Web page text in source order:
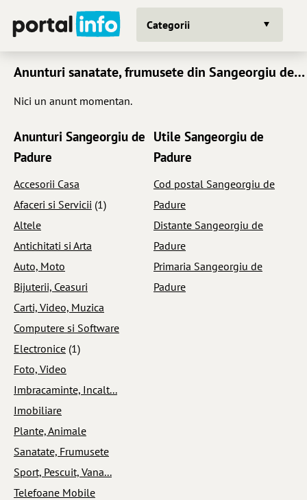
Categorii
Anunturi sanatate, frumusete din Sangeorgiu de Padure
Nici un anunt momentan.
Anunturi Sangeorgiu de
Padure
Accesorii Casa
Afaceri si Servicii (1)
Altele
Antichitati si Arta
Auto, Moto
Bijuterii, Ceasuri
Carti, Video, Muzica
Computere si Software
Electronice (1)
Foto, Video
Imbracaminte, Incalt...
Imobiliare
Plante, Animale
Sanatate, Frumusete
Sport, Pescuit, Vana...
Telefoane Mobile
Utile Sangeorgiu de
Padure
Cod postal Sangeorgiu de
Padure
Distante Sangeorgiu de
Padure
Primaria Sangeorgiu de
Padure